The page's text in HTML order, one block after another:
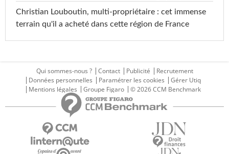
Christian Louboutin, multi-propriétaire : cet immense
terrain qu'il a acheté dans cette région de France
Qui sommes-nous ? Contact Publicité
Recrutement
Données personnelles
Paramétrer les cookies
Gérer Utiq
Mentions légales
Groupe Figaro © 2026 CCM Benchmark